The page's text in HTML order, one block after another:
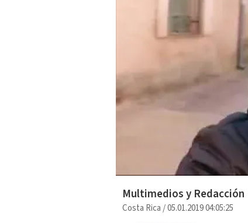
Multimedios y Redacción
Costa Rica /05.01.2019 04:05:25